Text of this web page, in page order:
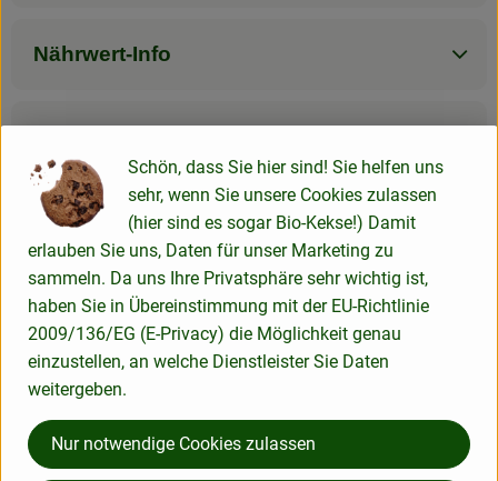
Nährwert-Info
Herkunft
Hersteller: ADM
Türkei
Antersdorfer - Die Bio-Mühle
Schön, dass Sie hier sind! Sie helfen uns
sehr, wenn Sie unsere Cookies zulassen
(hier sind es sogar Bio-Kekse!) Damit
erlauben Sie uns, Daten für unser Marketing zu
sammeln. Da uns Ihre Privatsphäre sehr wichtig ist,
haben Sie in Übereinstimmung mit der EU-Richtlinie
2009/136/EG (E-Privacy) die Möglichkeit genau
einzustellen, an welche Dienstleister Sie Daten
weitergeben.
Nur notwendige Cookies zulassen